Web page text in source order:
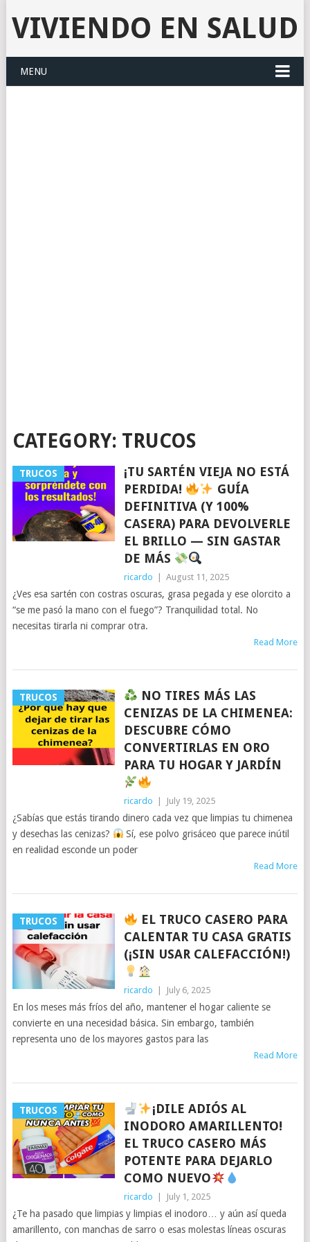
VIVIENDO EN SALUD
MENU
CATEGORY: TRUCOS
TRUCOS
¡TU SARTÉN VIEJA NO ESTÁ
PERDIDA!
GUÍA
DEFINITIVA (Y 100%
CASERA) PARA DEVOLVERLE
EL BRILLO — SIN GASTAR
DE MÁS
ricardo August 11, 2025
¿Ves esa sartén con costras oscuras, grasa pegada y ese olorcito a
“se me pasó la mano con el fuego”? Tranquilidad total. No
necesitas tirarla ni comprar otra.
Read More
TRUCOS
NO TIRES MÁS LAS
CENIZAS DE LA CHIMENEA:
DESCUBRE CÓMO
CONVERTIRLAS EN ORO
PARA TU HOGAR Y JARDÍN
ricardo July 19, 2025
¿Sabías que estás tirando dinero cada vez que limpias tu chimenea
y desechas las cenizas?
Sí, ese polvo grisáceo que parece inútil
en realidad esconde un poder
Read More
TRUCOS
EL TRUCO CASERO PARA
CALENTAR TU CASA GRATIS
(¡SIN USAR CALEFACCIÓN!)
ricardo July 6, 2025
En los meses más fríos del año, mantener el hogar caliente se
convierte en una necesidad básica. Sin embargo, también
representa uno de los mayores gastos para las
Read More
TRUCOS
¡DILE ADIÓS AL
INODORO AMARILLENTO!
EL TRUCO CASERO MÁS
POTENTE PARA DEJARLO
COMO NUEVO
ricardo July 1, 2025
¿Te ha pasado que limpias y limpias el inodoro… y aún así queda
amarillento, con manchas de sarro o esas molestas líneas oscuras